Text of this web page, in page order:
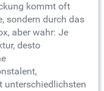
kommt oft
sondern durch das
aber wahr: Je
desto
unterschiedlichsten